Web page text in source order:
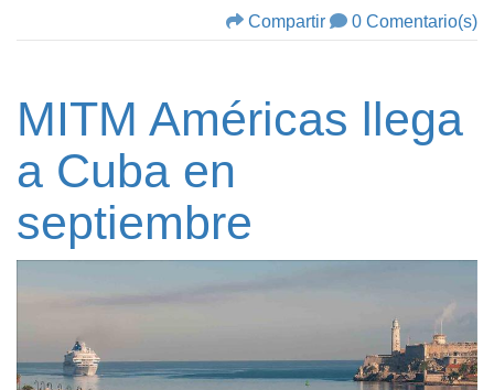
Compartir 0 Comentario(s)
MITM Américas llega
a Cuba en
septiembre